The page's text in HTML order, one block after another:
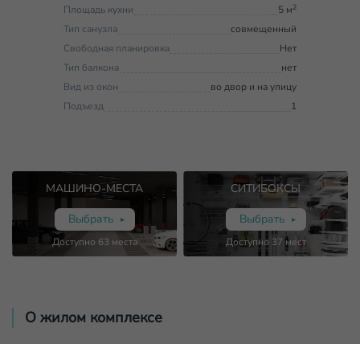
Площадь кухни 5 м2
Тип санузла
совмещенный
Свободная планировка
Нет
Тип балкона
нет
Вид из окон
во двор и на улицу
Подъезд
1
МАШИНО-МЕСТА
Выбрать
Доступно 63 места
СИТИБОКСЫ
Выбрать
Доступно 37 мест
О жилом комплексе